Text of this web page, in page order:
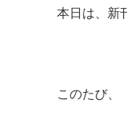
本日は、新
このたび、